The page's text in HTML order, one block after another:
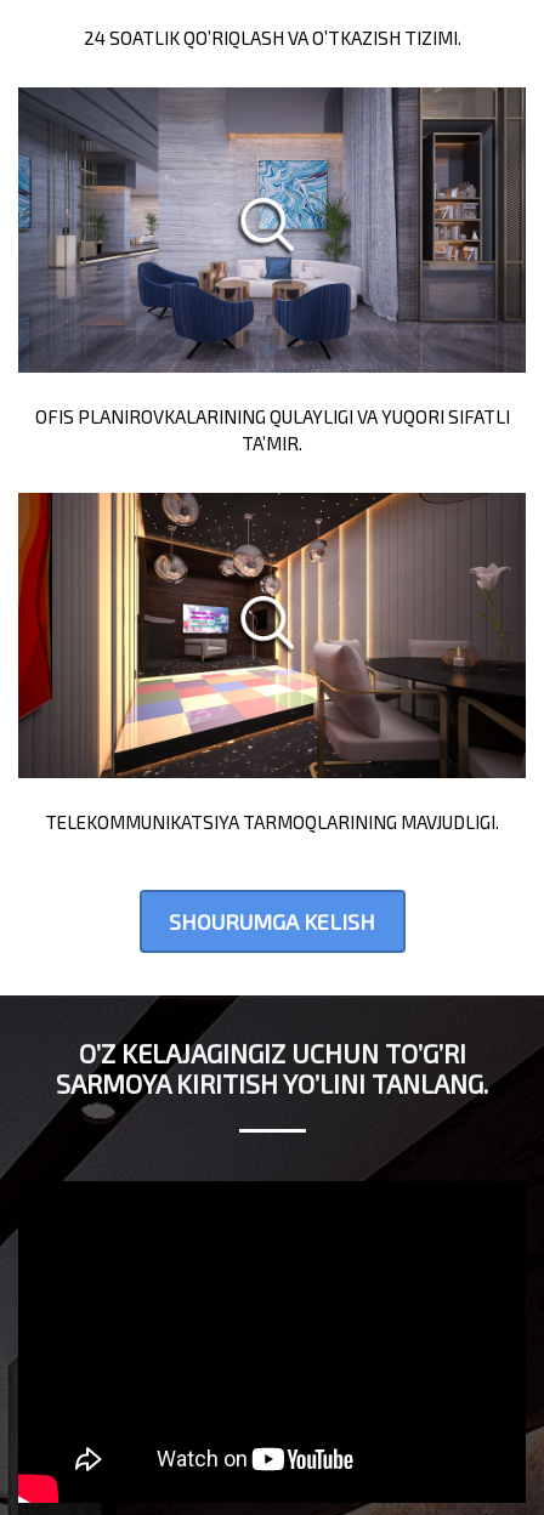
24 SOATLIK QO’RIQLASH VA O’TKAZISH TIZIMI.
OFIS PLANIROVKALARINING QULAYLIGI VA YUQORI SIFATLI
TA’MIR.
TELEKOMMUNIKATSIYA TARMOQLARINING MAVJUDLIGI.
SHOURUMGA KELISH
O’Z KELAJAGINGIZ UCHUN TO’G’RI
SARMOYA KIRITISH YO’LINI TANLANG.